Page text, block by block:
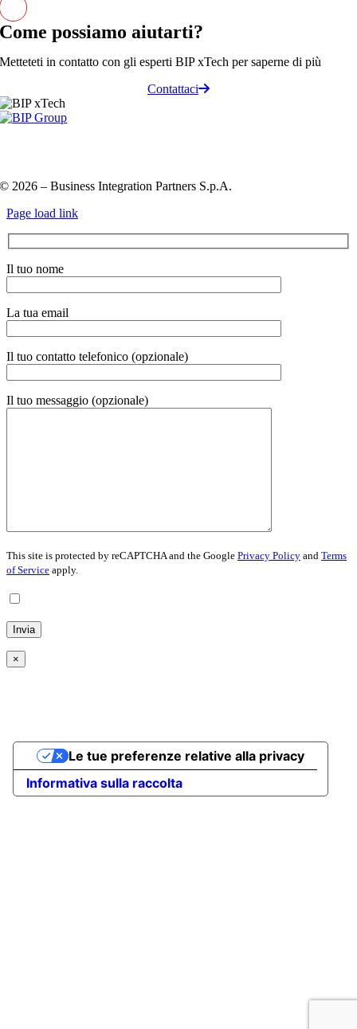
Come possiamoaiutarti?
Metteteti in contatto con gli esperti BIP xTech per saperne di più
Contattaci
© 2026 – Business Integration Partners S.p.A.
Page load link
Il tuo nome
La tua email
Il tuo contatto telefonico (opzionale)
Il tuo messaggio (opzionale)
This site is protected by reCAPTCHA and the Google Privacy Policy and Terms
of Service apply.
×
Go
Top
Informativa sulla raccolta
Le tue preferenze relative alla privacy